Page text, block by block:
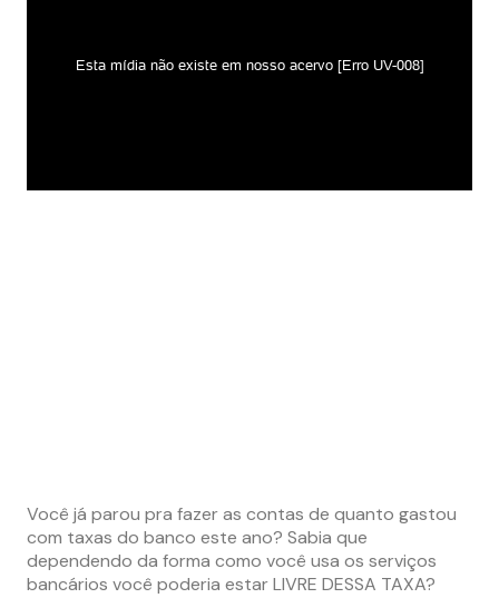
Você já parou pra fazer as contas de quanto gastou
com taxas do banco este ano? Sabia que
dependendo da forma como você usa os serviços
bancários você poderia estar LIVRE DESSA TAXA?